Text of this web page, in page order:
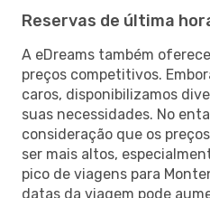
Reservas de última
A eDreams também
preços competitivos.
caros, disponibilizamos
suas necessidades. No
consideração que os
ser mais altos,
pico de viagens para
datas da viagem pode